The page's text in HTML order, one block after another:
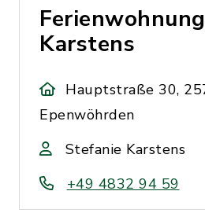
Ferienwohnung
Karstens
Hauptstraße 30,
Epenwöhrden
Stefanie Karstens
+49 4832 94 59